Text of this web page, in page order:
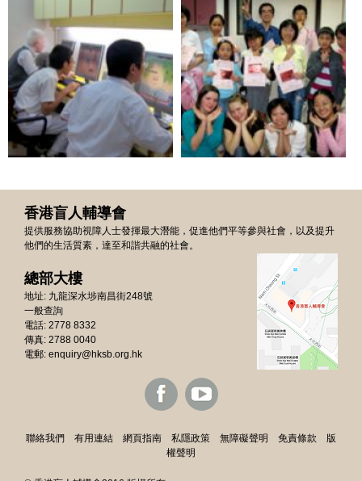
香港盲人輔導會
提供服務協助視障人士發揮最大潛能，促進他們平等參與社會，以及提升
他們的生活質素，達至和諧共融的社會。
總部大樓
地址: 九龍深水埗南昌街248號
一般查詢
電話: 2778 8332
傳真: 2788 0040
電郵: enquiry@hksb.org.hk
聯絡我們 有用連結 網頁指南 私隱政策 無障礙聲明 免責條款
版
權聲明